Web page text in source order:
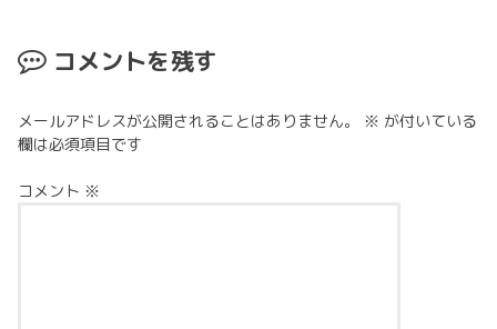
コメントを残す
メールアドレスが公開されることはありません。 ※ が付いている
欄は必須項目です
コメント ※